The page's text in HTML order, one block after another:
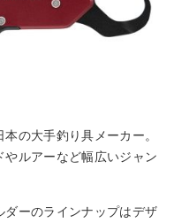
の大手釣り具メーカー。
やルアーなど幅広いジャン
ダーのラインナップはデザ